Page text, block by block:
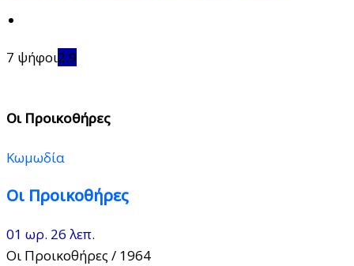
7 ψήφοι2.9
Οι Προικοθήρες
Κωμωδία
Οι Προικοθήρες
01 ωρ. 26 λεπ.
Οι Προικοθήρες / 1964